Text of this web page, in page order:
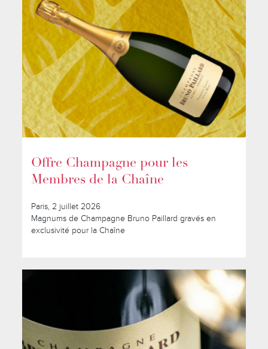
Offre Champagne pour les
Membres de la Chaîne
Paris, 2 juillet 2026
Magnums de Champagne Bruno Paillard gravés en
exclusivité pour la Chaîne